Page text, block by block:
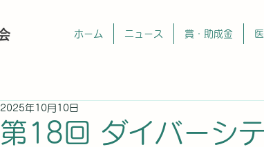
ホーム ニュース 賞・助成金
第18回 ダイバーシ
2025年10月10日